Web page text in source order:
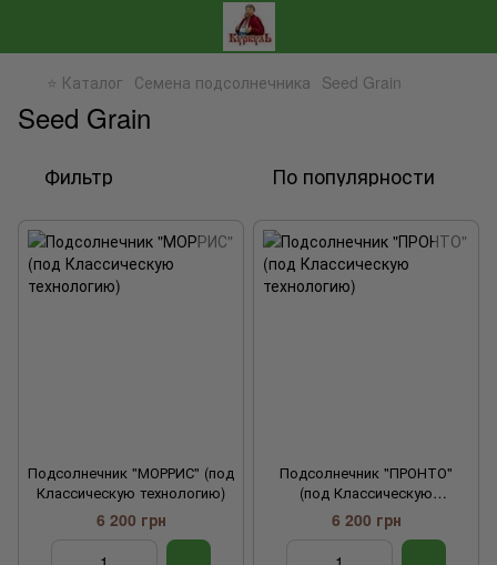
⭐ Каталог Семена подсолнечника Seed Grain
Seed Grain
Фильтр По популярности
Подсолнечник "МОРРИС" (под
Классическую технологию)
6 200 грн
Подсолнечник "ПРОНТО"
(под Классическую
технологию)
6 200 грн